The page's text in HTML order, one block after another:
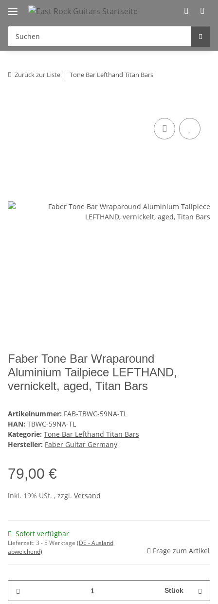
Zurück zur Liste Tone Bar Lefthand Titan Bars
Faber Tone Bar Wraparound
Aluminium Tailpiece LEFTHAND,
vernickelt, aged, Titan Bars
Artikelnummer: FAB-TBWC-59NA-TL
HAN: TBWC-59NA-TL
Kategorie: Tone Bar Lefthand Titan Bars
Hersteller: Faber Guitar Germany
79,00 €
inkl. 19% USt. , zzgl. Versand
Sofort verfügbar
Lieferzeit:3 - 5 Werktage (DE - Ausland
abweichend)
Frage zum Artikel
Stück